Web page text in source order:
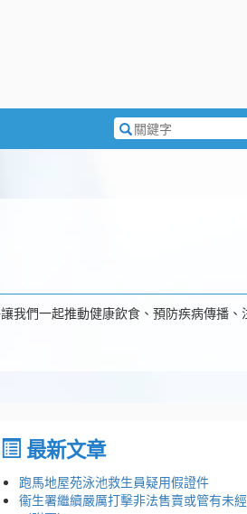
搜
尋
我們一起推動健康飲食、預防疾病傳播、
最新文章
跑馬地屋苑泳池救生員疑用假證件
衞生署繼續嚴厲打擊非法售賣或管有未